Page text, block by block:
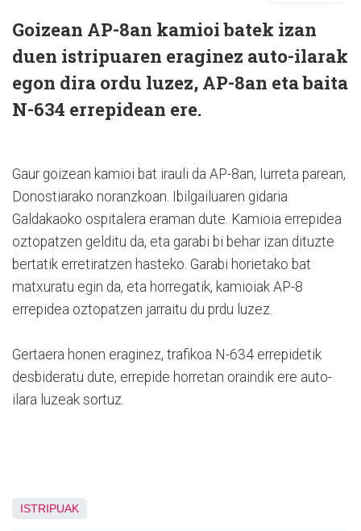
Goizean AP-8an kamioi batek izan
duen istripuaren eraginez auto-ilarak
egon dira ordu luzez, AP-8an eta baita
N-634 errepidean ere.
Gaur goizean kamioi bat irauli da AP-8an, Iurreta parean,
Donostiarako noranzkoan. Ibilgailuaren gidaria
Galdakaoko ospitalera eraman dute. Kamioia errepidea
oztopatzen gelditu da, eta garabi bi behar izan dituzte
bertatik erretiratzen hasteko. Garabi horietako bat
matxuratu egin da, eta horregatik, kamioiak AP-8
errepidea oztopatzen jarraitu du prdu luzez.
Gertaera honen eraginez, trafikoa N-634 errepidetik
desbideratu dute, errepide horretan oraindik ere auto-
ilara luzeak sortuz.
ISTRIPUAK